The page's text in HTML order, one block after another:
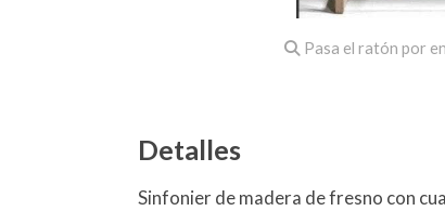
Pasa el ratón por
Detalles
Sinfonier de madera de fresno con